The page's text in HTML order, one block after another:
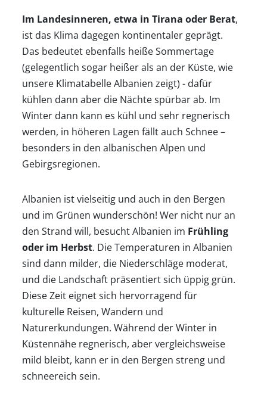
Startseite
Klimatabellen
Beste
Reisezeit
Wann
wohin?
Suche
Im Landesinneren, etwa in Tirana oder Berat,
ist das Klima dagegen kontinentaler geprägt.
Das bedeutet ebenfalls heiße Sommertage
(gelegentlich sogar heißer als an der Küste, wie
unsere Klimatabelle Albanien zeigt) - dafür
kühlen dann aber die Nächte spürbar ab. Im
Winter dann kann es kühl und sehr regnerisch
werden, in höheren Lagen fällt auch Schnee –
besonders in den albanischen Alpen und
Gebirgsregionen.
Albanien ist vielseitig und auch in den Bergen
und im Grünen wunderschön! Wer nicht nur an
den Strand will, besucht Albanien im Frühling
oder im Herbst. Die Temperaturen in Albanien
sind dann milder, die Niederschläge moderat,
und die Landschaft präsentiert sich üppig grün.
Diese Zeit eignet sich hervorragend für
kulturelle Reisen, Wandern und
Naturerkundungen. Während der Winter in
Küstennähe regnerisch, aber vergleichsweise
mild bleibt, kann er in den Bergen streng und
schneereich sein.